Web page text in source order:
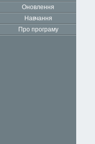
Оновлення
Навчання
Про програму